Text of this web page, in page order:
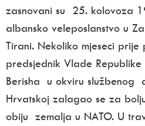
zasnovani su 25. kolovoza
albansko veleposlanstvo u
Tirani. Nekoliko mjeseci prije
predsjednik Vlade
Berisha u okviru službenog
Hrvatskoj zalagao se za
obiju zemalja u NATO. U